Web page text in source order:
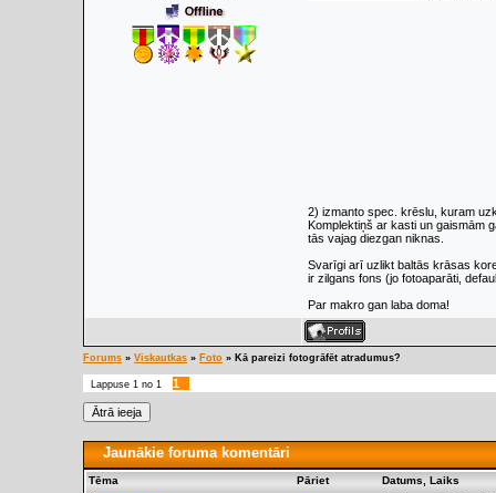
2) izmanto spec. krēslu, kuram
Komplektiņš ar kasti un gaismām
tās vajag diezgan niknas.
Svarīgi arī uzlikt baltās krāsas
ir zilgans fons (jo fotoaparāti,
Par makro gan laba doma!
Forums » Viskautkas » Foto » Kā pareizi fotogrāfēt atradumus?
Lappuse 1 no 1 1
Jaunākie foruma komentāri
Tēma Pāriet Datums, Laiks